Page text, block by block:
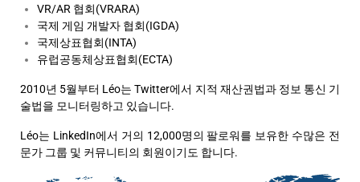
VR/AR 협회(VRARA)
국제 게임 개발자 협회(IGDA)
국제상표협회(INTA)
유럽공동체상표협회(ECTA)
2010년 5월부터 Léo는 Twitter에서 지적 재산권법과 정보 통신 기
술법을 모니터링하고 있습니다.
Léo는 LinkedIn에서 거의 12,000명의 팔로워를 보유한 수많은 전
문가 그룹 및 커뮤니티의 회원이기도 합니다.